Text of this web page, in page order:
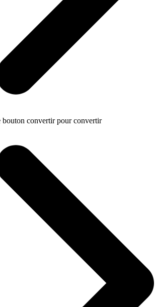
bouton convertir pour convertir